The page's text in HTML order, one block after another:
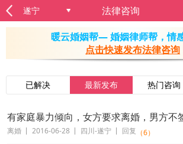
遂宁
法律咨询
暖云婚姻帮— 婚姻律师帮，情
点击快速发布法律咨询
已解决 最新发布 热门咨询
有家庭暴力倾向，女方要求离婚，男方不
离婚 2016-06-28 四川-遂宁 回复 （6）